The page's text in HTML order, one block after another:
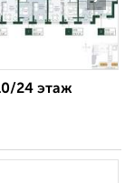
24 этаж